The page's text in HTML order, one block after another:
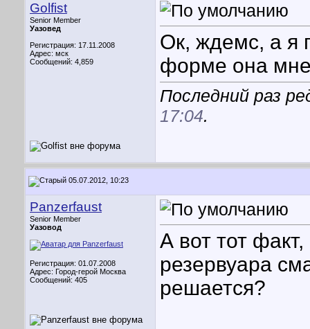
Golfist
Senior Member
Уазовед
Регистрация: 17.11.2008
Адрес: мск
Сообщений: 4,859
Ок, ждемс, а я
форме она мне
Последний раз
17:04.
05.07.2012, 10:23
Panzerfaust
Senior Member
Уазовод
Регистрация: 01.07.2008
Адрес: Город-герой Москва
Сообщений: 405
А вот тот
резервуара
решается?